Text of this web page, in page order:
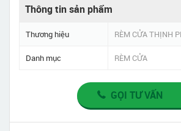
Thông tin sản phẩm
Thương hiệu RÈM CỬA THỊNH
Danh mục RÈM CỬA
GỌI TƯ VẤN